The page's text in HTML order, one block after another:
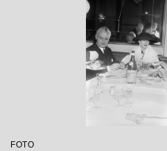
FOTO